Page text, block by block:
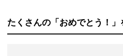
たくさんの「おめでとう！